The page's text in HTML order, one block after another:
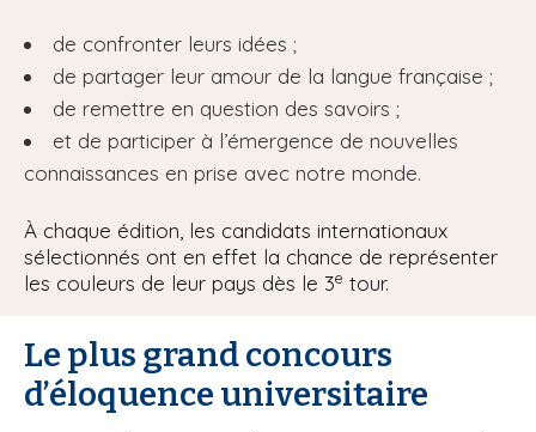
de confronter leurs idées ;
de partager leur amour de la langue française ;
de remettre en question des savoirs ;
et de participer à l’émergence de nouvelles
connaissances en prise avec notre monde.
À chaque édition, les candidats internationaux
sélectionnés ont en effet la chance de représenter
les couleurs de leur pays dès le 3e tour.
Le plus grand concours
d’éloquence universitaire